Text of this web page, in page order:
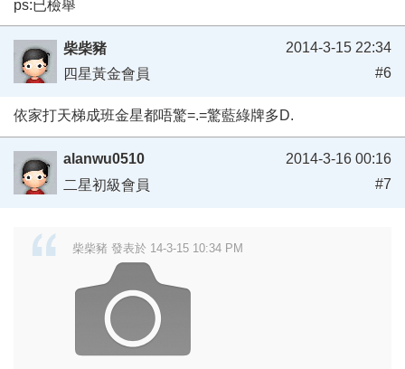
ps:已檢舉
柴柴豬
四星黃金會員
2014-3-15 22:34
#6
依家打天梯成班金星都唔驚=.=驚藍綠牌多D.
alanwu0510
二星初級會員
2014-3-16 00:16
#7
柴柴豬 發表於 14-3-15 10:34 PM